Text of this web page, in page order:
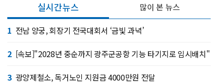
실시간뉴스
1 전남 양궁, 회장기 전국대회서 ‘금빛 과녁’
2 [속보]"2028년 중순까지 광주군공항 기능 타기지로 임시배치"
3 광양제철소, 독거노인 지원금 4000만원 전달
많이 본 뉴스